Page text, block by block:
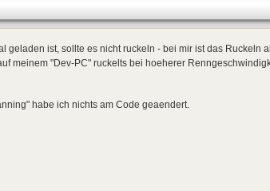
geladen ist, sollte es nicht ruckeln - bei mir ist das Ruckeln
meinem "Dev-PC" ruckelts bei hoeherer
habe ich nichts am Code geaendert.